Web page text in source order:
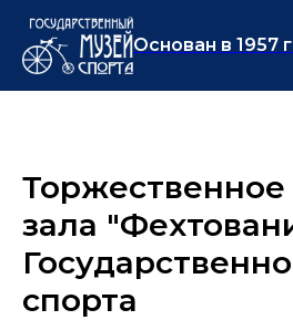
Основан в 1957
зала
спорта